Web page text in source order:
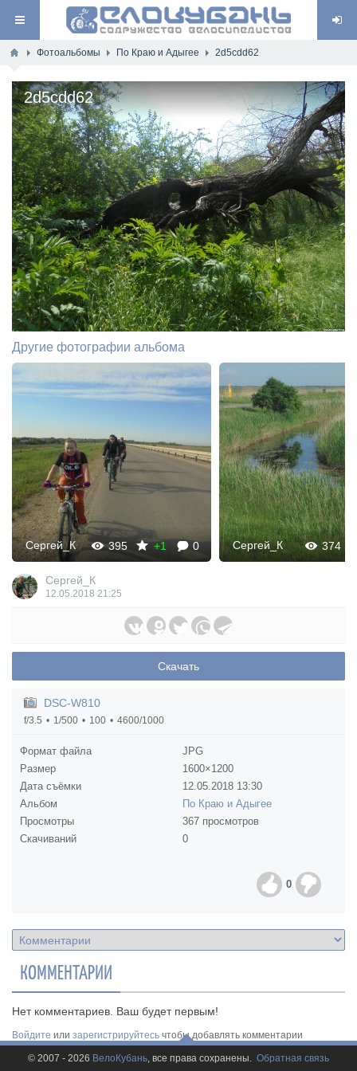
Фотоальбомы По Краю и Адыгее 2d5cdd62
2d5cdd62
Другие фотографии альбома
395 +1 0
Сергей_К 374
Сергей_К
Сергей_К
12.05.2018 21:25
Скачать
DSC-W810
f/3.5 1/500 100 4600/1000
Формат файла
JPG
Размер
1600×1200
Дата съёмки
12.05.2018 13:30
Альбом
По Краю и Адыгее
Просмотры
367 просмотров
Скачиваний
0
0
КОММЕНТАРИИ
Нет комментариев. Ваш будет первым!
Войдите или зарегистрируйтесь чтобы добавлять комментарии
© 2007 - 2026 ВелоКубань, все права сохранены. Обратная связь